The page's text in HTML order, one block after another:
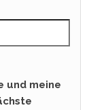
und meine